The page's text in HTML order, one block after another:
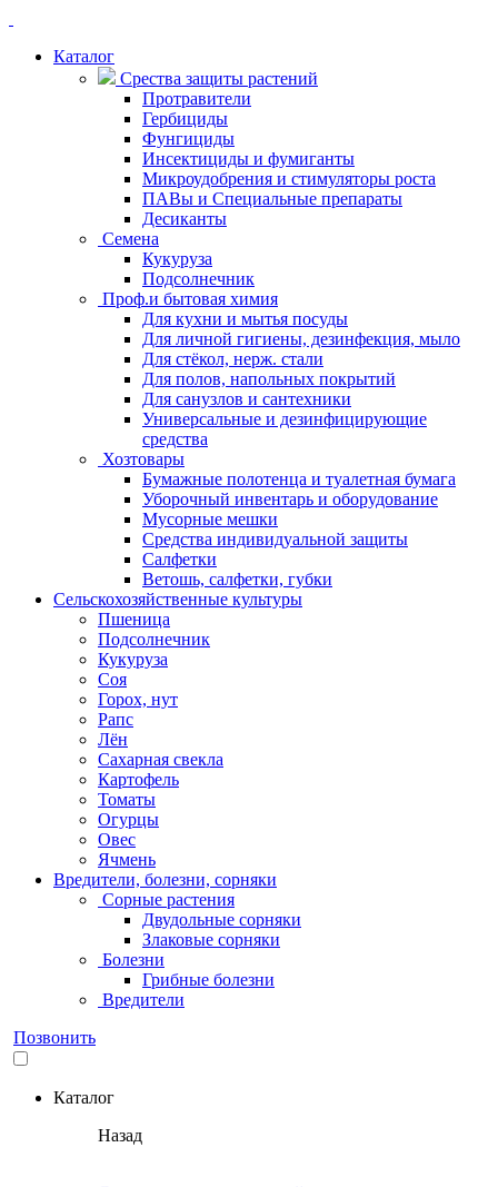
Каталог
Срества защиты растений
Протравители
Гербициды
Фунгициды
Инсектициды и фумиганты
Микроудобрения и стимуляторы роста
ПАВы и Специальные препараты
Десиканты
Семена
Кукуруза
Подсолнечник
Проф.и бытовая химия
Для кухни и мытья посуды
Для личной гигиены, дезинфекция, мыло
Для стёкол, нерж. стали
Для полов, напольных покрытий
Для санузлов и сантехники
Универсальные и дезинфицирующие
средства
Хозтовары
Бумажные полотенца и туалетная бумага
Уборочный инвентарь и оборудование
Мусорные мешки
Средства индивидуальной защиты
Салфетки
Ветошь, салфетки, губки
Сельскохозяйственные культуры
Пшеница
Подсолнечник
Кукуруза
Соя
Горох, нут
Рапс
Лён
Сахарная свекла
Картофель
Томаты
Огурцы
Овес
Ячмень
Вредители, болезни, сорняки
Сорные растения
Двудольные сорняки
Злаковые сорняки
Болезни
Грибные болезни
Вредители
Позвонить
Каталог
Назад